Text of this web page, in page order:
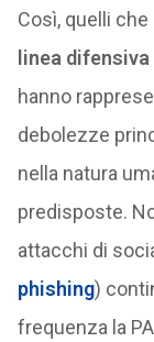
Così, quelli
linea
hanno
debolezze
nella natura
predisposte.
attacchi di
phishing)
frequenza la